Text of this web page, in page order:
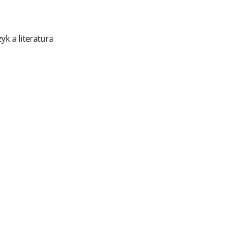
a literatura